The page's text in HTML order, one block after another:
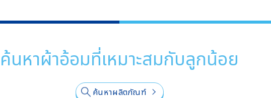
ค้นหาผ้าอ้อมที่เหมาะสมกับลูกน้อย
ค้นหาผลิตภัณฑ์